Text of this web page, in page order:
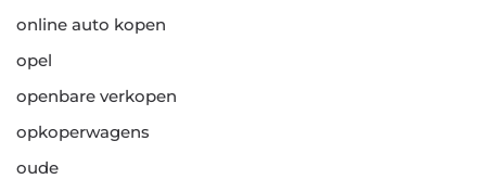
online auto kopen
opel
openbare verkopen
opkoperwagens
oude